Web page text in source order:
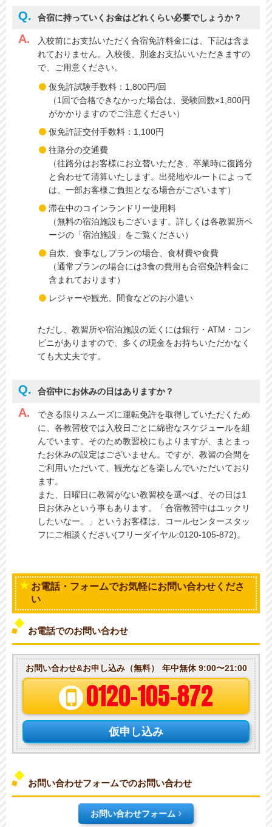
合宿に持っていくお金はどれくらい必要でしょうか？
入校前にお支払いただく合宿免許料金には、下記は含ま
れておりません。入校後、別途お支払いいただきますの
で、ご用意ください。
仮免許試験手数料：1,800円/回
（1回で合格できなかった場合は、受験回数×1,800円
がかかりますのでご注意ください）
仮免許証交付手数料：1,100円
往路分の交通費
（往路分はお客様にお立替いただき、卒業時に復路分
と合わせて清算いたします。出発地やルートによって
は、一部お客様ご負担となる場合がございます）
滞在中のコインランドリー使用料
（無料の宿泊施設もございます。詳しくは各教習所ペ
ージの「宿泊施設」をご覧ください）
自炊、食事なしプランの場合、食材費や食費
（通常プランの場合には3食の費用も合宿免許料金に
含まれております）
レジャーや観光、間食などのお小遣い
ただし、教習所や宿泊施設の近くには銀行・ATM・コン
ビニがありますので、多くの現金をお持ちいただかなく
ても大丈夫です。
合宿中にお休みの日はありますか？
できる限りスムーズに運転免許を取得していただくため
に、各教習校では入校日ごとに綿密なスケジュールを組
んでいます。そのため教習校にもよりますが、まとまっ
たお休みの設定はございません。ですが、教習の合間を
ご利用いただいて、観光などを楽しんでいただいており
ます。
また、日曜日に教習がない教習校を選べば、その日は1
日お休みという事もあります。「合宿教習中はユックリ
したいなー。」というお客様は、コールセンタースタッ
フにご相談ください(フリーダイヤル:0120-105-872)。
お電話・フォームでお気軽にお問い合わせくださ
い
お電話でのお問い合わせ
お問い合わせ&お申し込み（無料） 年中無休 9:00〜21:00
0120-105-872
仮申し込み
お問い合わせフォームでのお問い合わせ
お問い合わせフォーム